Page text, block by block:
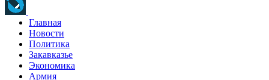
Главная
Новости
Политика
Закавказье
Экономика
Армия